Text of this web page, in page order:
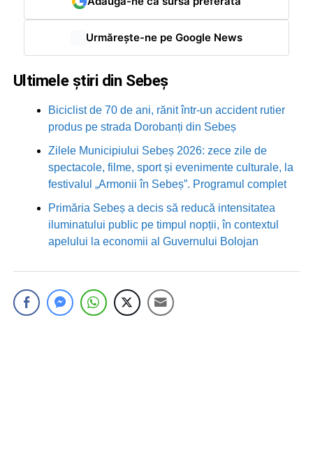
Urmărește-ne pe Google News
Ultimele știri din Sebeș
Biciclist de 70 de ani, rănit într-un accident rutier
produs pe strada Dorobanți din Sebeș
Zilele Municipiului Sebeș 2026: zece zile de
spectacole, filme, sport și evenimente culturale, la
festivalul „Armonii în Sebeș”. Programul complet
Primăria Sebeș a decis să reducă intensitatea
iluminatului public pe timpul nopții, în contextul
apelului la economii al Guvernului Bolojan